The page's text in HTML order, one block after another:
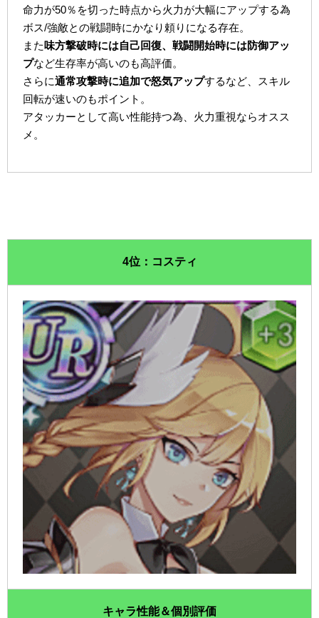
命力が50％を切った時点から火力が大幅にアップする為
ボス/強敵との戦闘時にかなり頼りになる存在。
また味方撃破時には自己回復、戦闘開始時には防御アッ
プなど生存率が高いのも高評価。
さらに通常攻撃時に追加で怒気アップするなど、スキル
回転が速いのもポイント。
アタッカーとして高い性能持つ為、火力重視ならオスス
メ。
4位：コスティ
キャラ性能＆個別評価